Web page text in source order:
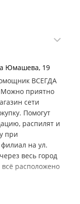
Юмашева, 19
ВСЕГДА
Можно приятно
сети
Помогут
распилят и
при
на ул.
весь город
всё расположено
(наверно